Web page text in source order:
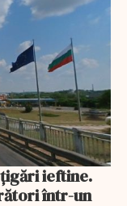
ieftine.
într-un